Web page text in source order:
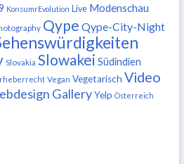
KonsumrEvolution Live Modenschau
Qype Qype-City-Night
Slovakia Slowakei Südindien
Vegan Vegetarisch Video
Gallery Yelp Österreich